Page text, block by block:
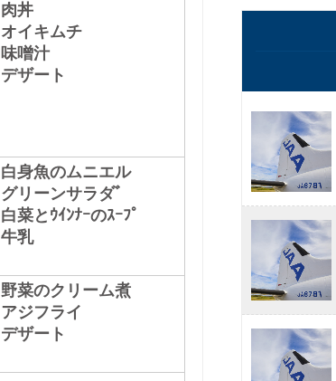
肉丼
オイキムチ
味噌汁
デザート
白身魚のムニエル
グリーンサラダﾞ
白菜とｳｲﾝﾅｰのｽｰﾌﾟ
牛乳
野菜のクリーム煮
アジフライ
デザート